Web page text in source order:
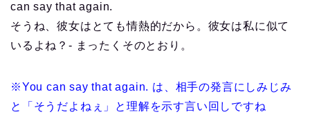
can say that again.
そうね、彼女はとても情熱的だから。彼女は私に似て
いるよね？- まったくそのとおり。
※You can say that again. は、相手の発言にしみじみ
と「そうだよねぇ」と理解を示す言い回しですね